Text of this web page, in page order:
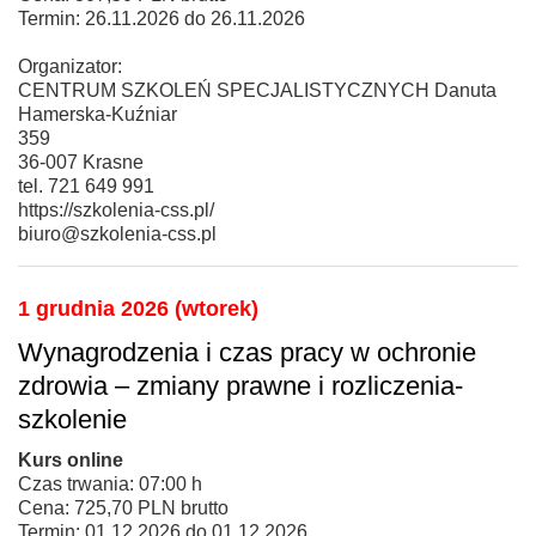
Termin: 26.11.2026 do 26.11.2026
Organizator:
CENTRUM SZKOLEŃ SPECJALISTYCZNYCH Danuta
Hamerska-Kuźniar
359
36-007 Krasne
tel. 721 649 991
https://szkolenia-css.pl/
biuro@szkolenia-css.pl
1 grudnia 2026 (wtorek)
Wynagrodzenia i czas pracy w ochronie
zdrowia – zmiany prawne i rozliczenia-
szkolenie
Kurs online
Czas trwania: 07:00 h
Cena: 725,70 PLN brutto